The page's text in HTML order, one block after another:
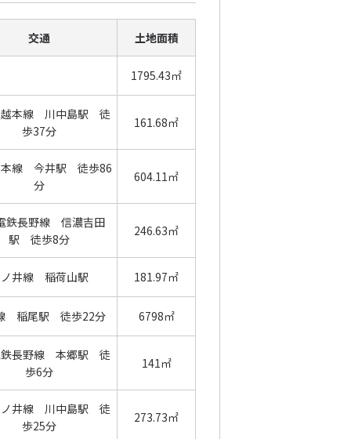
交通 土地面積
1795.43㎡
越本線 川中島駅 徒
歩37分
161.68㎡
本線 今井駅 徒歩86
分
604.11㎡
鉄長野線 信濃吉田
駅 徒歩8分
246.63㎡
井線 稲荷山駅 181.97㎡
稲尾駅 徒歩22分 6798㎡
鉄長野線 本郷駅 徒
歩6分
141㎡
ノ井線 川中島駅 徒
歩25分
273.73㎡